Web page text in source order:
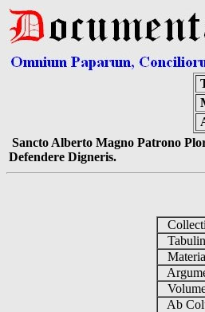
Sancto Alberto Magno Patrono
Defendere Digneris.
Materia
Ab